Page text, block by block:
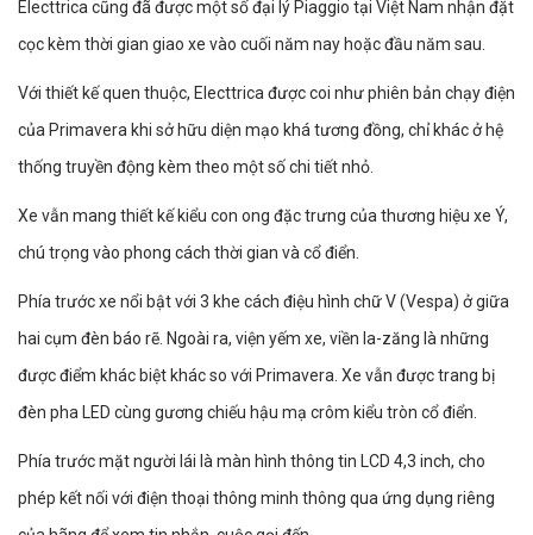
Electtrica cũng đã được một số đại lý Piaggio tại Việt Nam nhận đặt
cọc kèm thời gian giao xe vào cuối năm nay hoặc đầu năm sau.
Với thiết kế quen thuộc, Electtrica được coi như phiên bản chạy điện
của Primavera khi sở hữu diện mạo khá tương đồng, chỉ khác ở hệ
thống truyền động kèm theo một số chi tiết nhỏ.
Xe vẫn mang thiết kế kiểu con ong đặc trưng của thương hiệu xe Ý,
chú trọng vào phong cách thời gian và cổ điển.
Phía trước xe nổi bật với 3 khe cách điệu hình chữ V (Vespa) ở giữa
hai cụm đèn báo rẽ. Ngoài ra, viện yếm xe, viền la-zăng là những
được điểm khác biệt khác so với Primavera. Xe vẫn được trang bị
đèn pha LED cùng gương chiếu hậu mạ crôm kiểu tròn cổ điển.
Phía trước mặt người lái là màn hình thông tin LCD 4,3 inch, cho
phép kết nối với điện thoại thông minh thông qua ứng dụng riêng